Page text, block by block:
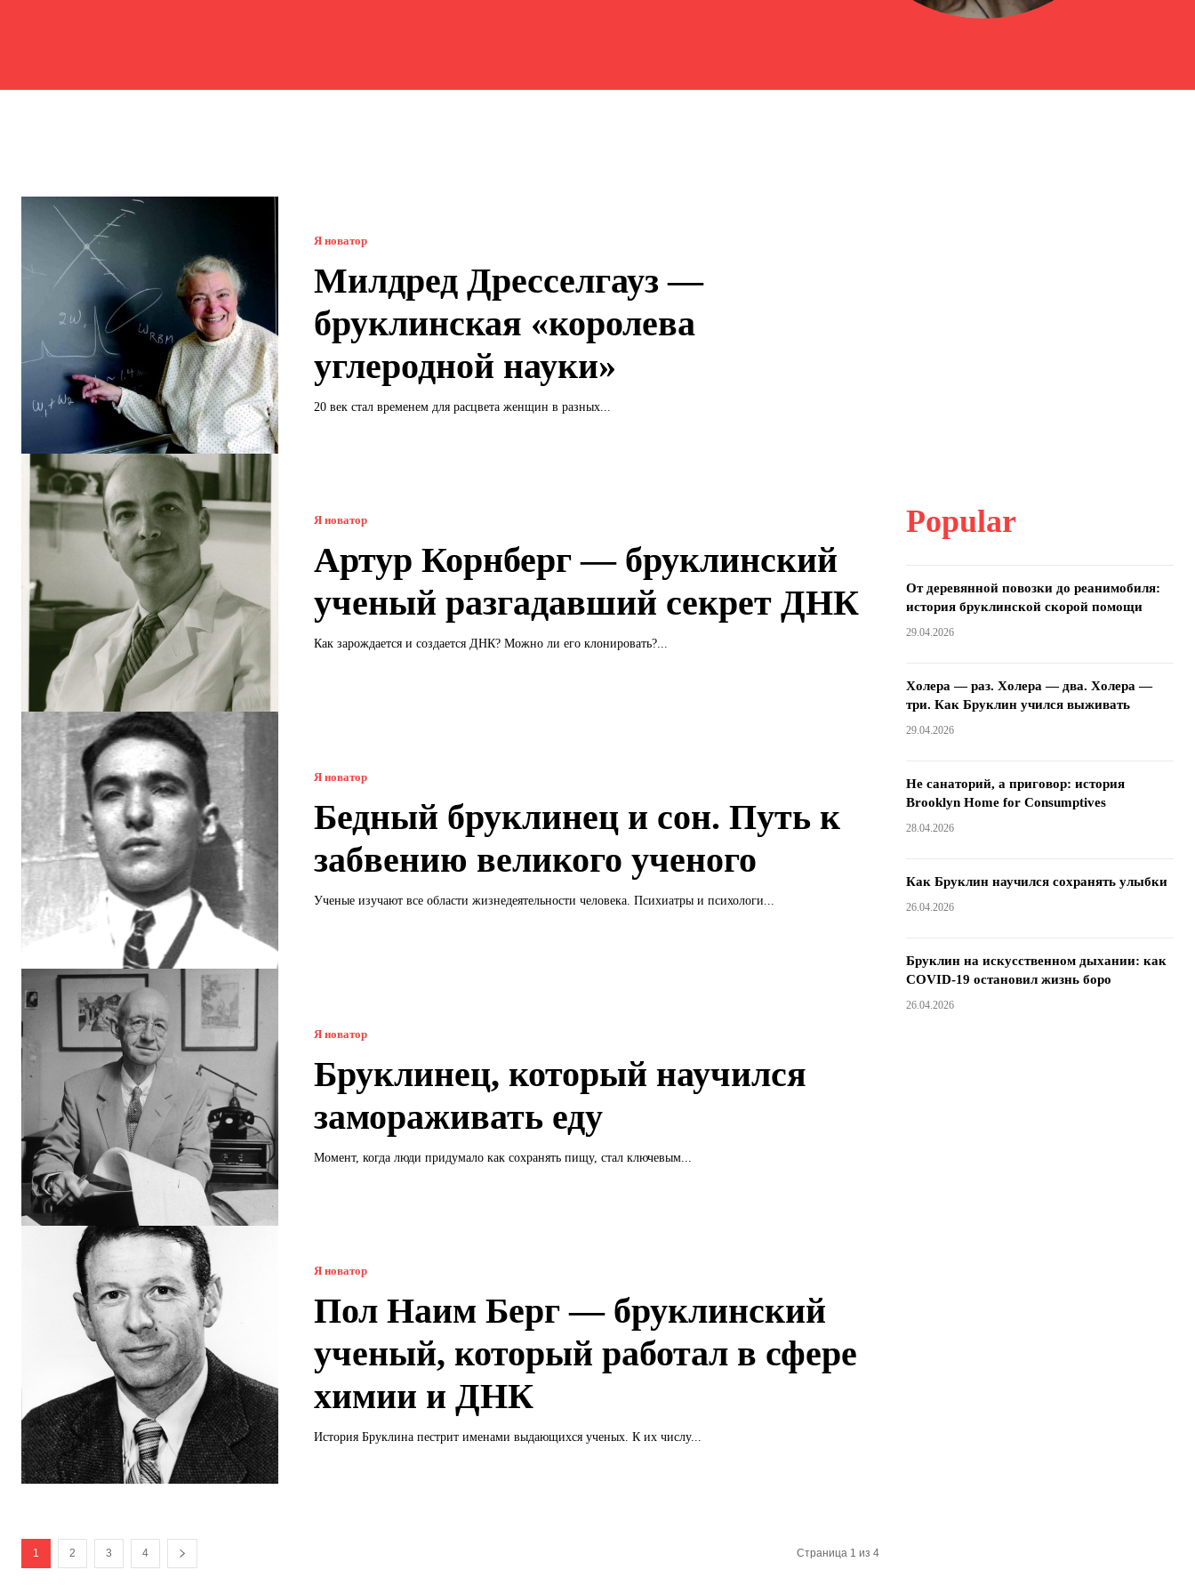
Я новатор
Милдред Дресселгауз —
бруклинская «королева
углеродной науки»
20 век стал временем для расцвета женщин в разных...
Я новатор
Артур Корнберг — бруклинский
ученый разгадавший секрет ДНК
Как зарождается и создается ДНК? Можно ли его клонировать?...
Я новатор
Бедный бруклинец и сон. Путь к
забвению великого ученого
Ученые изучают все области жизнедеятельности человека. Психиатры и психологи...
Я новатор
Бруклинец, который научился
замораживать еду
Момент, когда люди придумало как сохранять пищу, стал ключевым...
Я новатор
Пол Наим Берг — бруклинский
ученый, который работал в сфере
химии и ДНК
История Бруклина пестрит именами выдающихся ученых. К их числу...
1 2 3 4 Страница 1 из 4
Popular
От деревянной повозки до реанимобиля:
история бруклинской скорой помощи
29.04.2026
Холера — раз. Холера — два. Холера —
три. Как Бруклин учился выживать
29.04.2026
Не санаторий, а приговор: история
Brooklyn Home for Consumptives
28.04.2026
Как Бруклин научился сохранять улыбки
26.04.2026
Бруклин на искусственном дыхании: как
COVID-19 остановил жизнь боро
26.04.2026